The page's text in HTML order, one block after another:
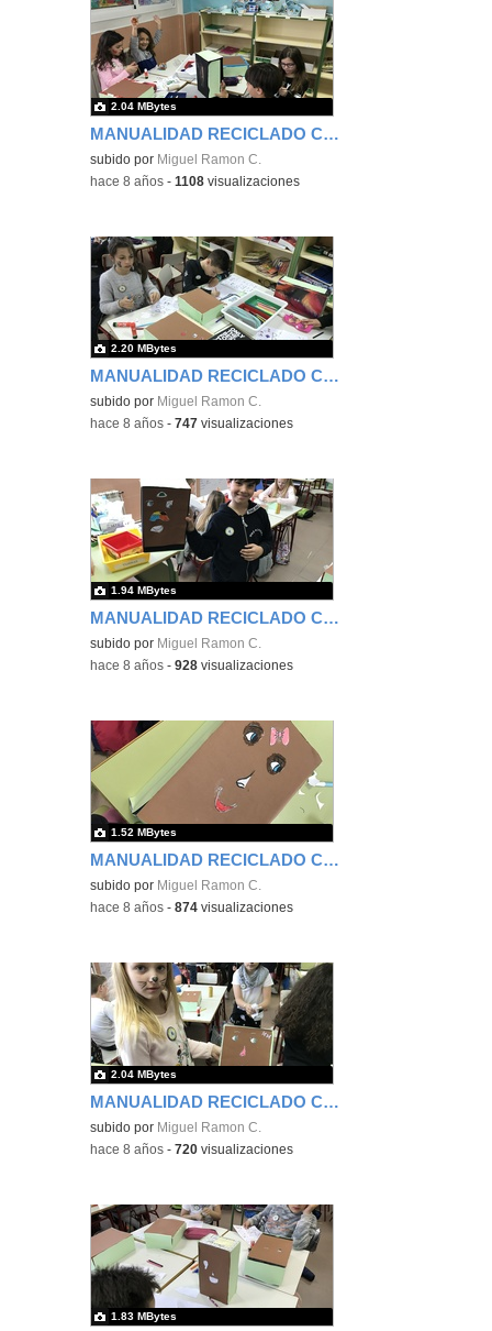
MANUALIDAD RECICLADO CAJA DE ZAPATOS - TERCERO 9
subido por Miguel Ramon C.
2.04 MBytes
-hace 8 años -1108 visualizaciones
MANUALIDAD RECICLADO CAJA DE ZAPATOS - TERCERO 10
subido por Miguel Ramon C.
2.20 MBytes
-hace 8 años -747 visualizaciones
MANUALIDAD RECICLADO CAJA DE ZAPATOS - TERCERO 11
subido por Miguel Ramon C.
1.94 MBytes
-hace 8 años -928 visualizaciones
MANUALIDAD RECICLADO CAJA DE ZAPATOS - TERCERO 12
subido por Miguel Ramon C.
1.52 MBytes
-hace 8 años -874 visualizaciones
MANUALIDAD RECICLADO CAJA DE ZAPATOS - TERCERO 13
subido por Miguel Ramon C.
2.04 MBytes
-hace 8 años -720 visualizaciones
1.83 MBytes